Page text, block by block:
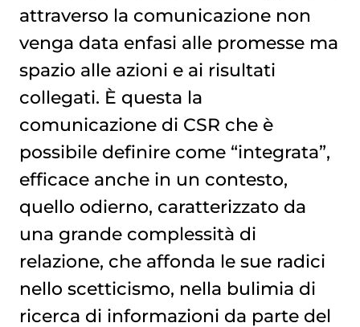
attraverso la comunicazione non
venga data enfasi alle promesse ma
spazio alle azioni e ai risultati
collegati. È questa la
comunicazione di CSR che è
possibile definire come “integrata”,
efficace anche in un contesto,
quello odierno, caratterizzato da
una grande complessità di
relazione, che affonda le sue radici
nello scetticismo, nella bulimia di
ricerca di informazioni da parte del